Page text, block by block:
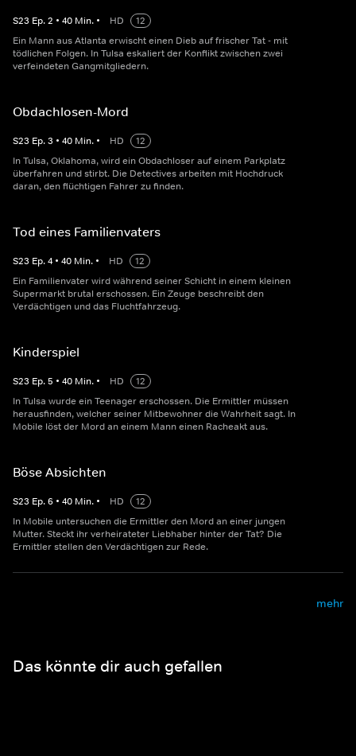
S23 Ep.2 • 40 Min. • HD
12
Ein Mann aus Atlanta erwischt einen Dieb auf frischer Tat - mit
tödlichen Folgen. In Tulsa eskaliert der Konflikt zwischen zwei
verfeindeten Gangmitgliedern.
Obdachlosen-Mord
S23 Ep.3 • 40 Min. • HD
12
In Tulsa, Oklahoma, wird ein Obdachloser auf einem Parkplatz
überfahren und stirbt. Die Detectives arbeiten mit Hochdruck
daran, den flüchtigen Fahrer zu finden.
Tod eines Familienvaters
S23 Ep.4 • 40 Min. • HD
12
Ein Familienvater wird während seiner Schicht in einem kleinen
Supermarkt brutal erschossen. Ein Zeuge beschreibt den
Verdächtigen und das Fluchtfahrzeug.
Kinderspiel
S23 Ep.5 • 40 Min. • HD
12
In Tulsa wurde ein Teenager erschossen. Die Ermittler müssen
herausfinden, welcher seiner Mitbewohner die Wahrheit sagt. In
Mobile löst der Mord an einem Mann einen Racheakt aus.
Böse Absichten
S23 Ep.6 • 40 Min. • HD
12
In Mobile untersuchen die Ermittler den Mord an einer jungen
Mutter. Steckt ihr verheirateter Liebhaber hinter der Tat? Die
Ermittler stellen den Verdächtigen zur Rede.
mehr
Das könnte dir auch gefallen